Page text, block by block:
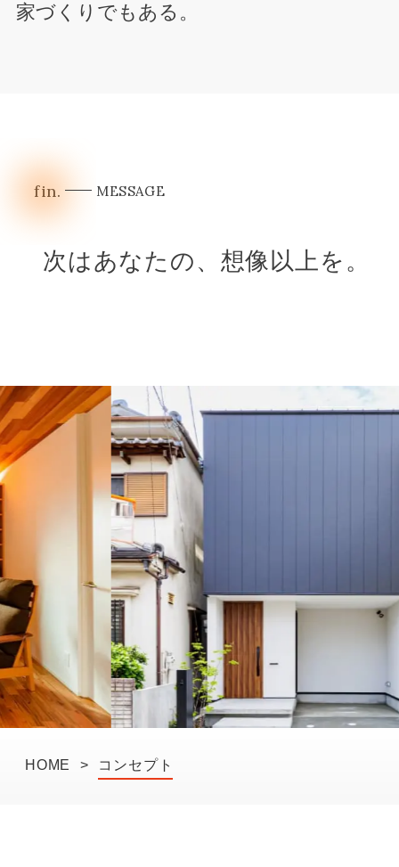
家づくりでもある。
fin. MESSAGE
次はあなたの、想像以上を。
HOME > コンセプト